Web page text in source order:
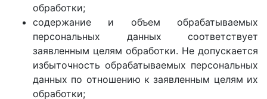
обработки;
содержание и объем обрабатываемых
персональных данных соответствует
заявленным целям обработки. Не допускается
избыточность обрабатываемых персональных
данных по отношению к заявленным целям их
обработки;